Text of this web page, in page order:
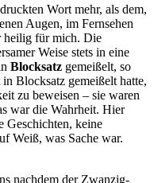
Wort mehr, als dem,
Augen, im Fernsehen
heilig für mich. Die
Weise stets in eine
Blocksatz gemeißelt, so
Blocksatz gemeißelt hatte,
zu beweisen – sie waren
war die Wahrheit. Hier
Geschichten, keine
Weiß, was Sache war.
nachdem der Zwanzig-